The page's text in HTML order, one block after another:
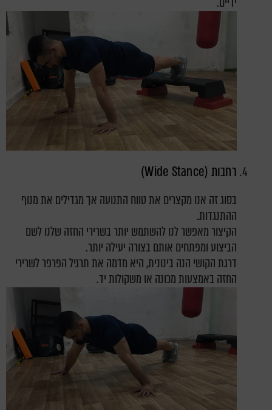
רחבות (Wide Stance)
בסוג זה אנו מקצרים את טווח התנועה אך מגדילים את מנוף
ההתנגדות.
הקיצור מאפשר לנו להשתמש יותר בשרירי החזה שלנו לשם
הביצוע ומפתחים אותם בצורה יעילה יותר.
דרגת הקושי הנה בינונית, היא מדמה את תרגיל הפרפר לשרירי
החזה באמצעות מכונה או משקולות יד.